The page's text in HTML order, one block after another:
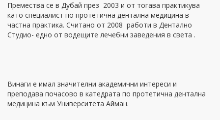
Премества се в Дубай през 2003 и от тогава практикува
като специалист по протетична дентална медицина в
частна практика. Считано от 2008 работи в Дентално
Студио- едно от водещите лечебни заведения в света .
Винаги е имал значителни академични интереси и
преподава почасово в катедрата по протетична дентална
медицина към Университета Айман.